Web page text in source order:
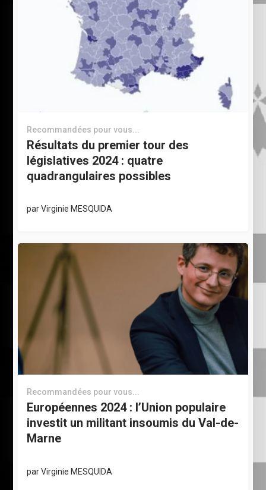
Recommandées pour vous...
Résultats du premier tour des
législatives 2024 : quatre
quadrangulaires possibles
parVirginie MESQUIDA
Recommandées pour vous...
Européennes 2024 : l’Union populaire
investit un militant insoumis du Val-de-
Marne
parVirginie MESQUIDA